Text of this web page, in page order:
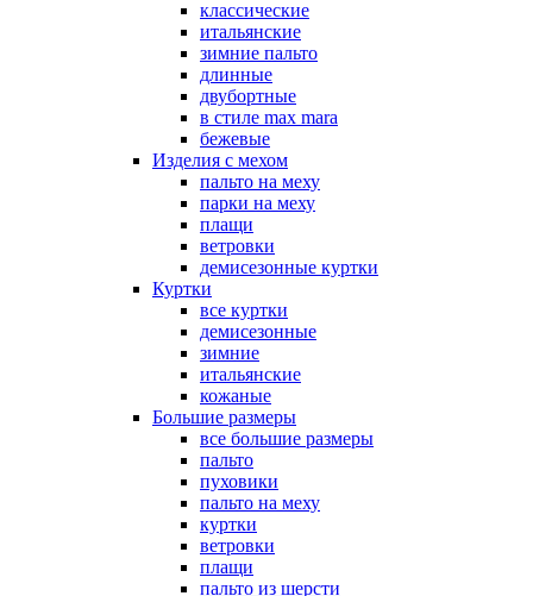
классические
итальянские
зимние пальто
длинные
двубортные
в стиле max mara
бежевые
Изделия с мехом
пальто на меху
парки на меху
плащи
ветровки
демисезонные куртки
Куртки
все куртки
демисезонные
зимние
итальянские
кожаные
Большие размеры
все большие размеры
пальто
пуховики
пальто на меху
куртки
ветровки
плащи
пальто из шерсти